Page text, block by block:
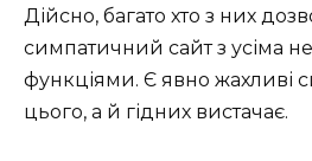
Дійсно, багато хто з них
симпатичний сайт з усіма
функціями. Є явно жахливі
цього, а й гідних вистачає.